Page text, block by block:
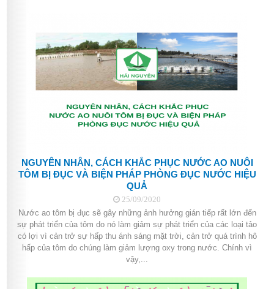
NGUYÊN NHÂN, CÁCH KHẮC PHỤC NƯỚC AO NUÔI
TÔM BỊ ĐỤC VÀ BIỆN PHÁP PHÒNG ĐỤC NƯỚC HIỆU
QUẢ
25/09/2020
Nước ao tôm bị đục sẽ gây những ảnh hưởng gián tiếp rất lớn đến
sự phát triển của tôm do nó làm giảm sự phát triển của các loại tảo
có lợi vì cản trở sự hấp thu ánh sáng mặt trời, cản trở quá trình hô
hấp của tôm do chúng làm giảm lượng oxy trong nước. Chính vì
vậy,...